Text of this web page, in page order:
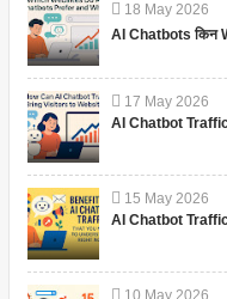
18 May 2026
AI Chatbots किन
17 May 2026
AI Chatbot
15 May 2026
AI Chatbot Traffic